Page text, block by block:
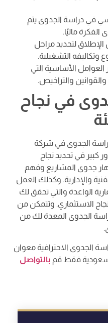
في دراسة الجدوى يتم
ماليًا.
الإطلاق لتحديد مراحل
وتكاليفه التشغيلية.
العوامل الأساسية التي
والتراخيص.
في نجاح
الجدوى في شركة
كبير في تحديد نجاح
جدوى المشاريع وفهم
والإدارية. وكذلك العمل
الواعدة والتي تحقق لك
الاستثماري. وتتمكن من
دراسة الجدوى المعدة لك من
الجدوى الاحترافية معوان
فقط قم بالتواصل